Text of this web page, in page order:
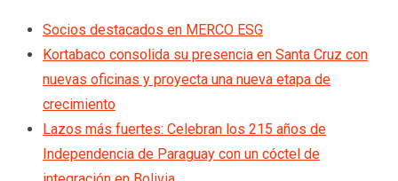
Socios destacados en MERCO ESG
Kortabaco consolida su presencia en Santa Cruz con
nuevas oficinas y proyecta una nueva etapa de
crecimiento
Lazos más fuertes: Celebran los 215 años de
Independencia de Paraguay con un cóctel de